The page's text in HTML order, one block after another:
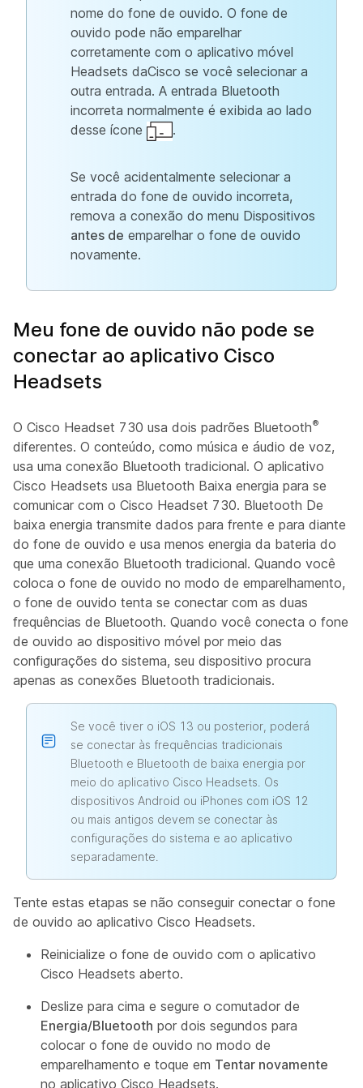
nome do fone de ouvido. O fone de
ouvido pode não emparelhar
corretamente com o aplicativo móvel
Headsets daCisco se você selecionar a
outra entrada. A entrada Bluetooth
incorreta normalmente é exibida ao lado
desse ícone
.
Se você acidentalmente selecionar a
entrada do fone de ouvido incorreta,
remova a conexão do menu Dispositivos
antes de emparelhar o fone de ouvido
novamente.
Meu fone de ouvido não pode se
conectar ao aplicativo Cisco
Headsets
O Cisco Headset 730 usa dois padrões Bluetooth®
diferentes. O conteúdo, como música e áudio de voz,
usa uma conexão Bluetooth tradicional. O aplicativo
Cisco Headsets usa Bluetooth Baixa energia para se
comunicar com o Cisco Headset 730. Bluetooth De
baixa energia transmite dados para frente e para diante
do fone de ouvido e usa menos energia da bateria do
que uma conexão Bluetooth tradicional. Quando você
coloca o fone de ouvido no modo de emparelhamento,
o fone de ouvido tenta se conectar com as duas
frequências de Bluetooth. Quando você conecta o fone
de ouvido ao dispositivo móvel por meio das
configurações do sistema, seu dispositivo procura
apenas as conexões Bluetooth tradicionais.
Se você tiver o iOS 13 ou posterior, poderá
se conectar às frequências tradicionais
Bluetooth e Bluetooth de baixa energia por
meio do aplicativo Cisco Headsets. Os
dispositivos Android ou iPhones com iOS 12
ou mais antigos devem se conectar às
configurações do sistema e ao aplicativo
separadamente.
Tente estas etapas se não conseguir conectar o fone
de ouvido ao aplicativo Cisco Headsets.
Reinicialize o fone de ouvido com o aplicativo
Cisco Headsets aberto.
Deslize para cima e segure o comutador de
Energia/Bluetooth por dois segundos para
colocar o fone de ouvido no modo de
emparelhamento e toque em Tentar novamente
no aplicativo Cisco Headsets.